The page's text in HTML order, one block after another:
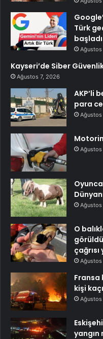
Türk
başladı
Ağustos
Kayseri’de Siber
Ağustos 7, 2026
AKP’li
para
Ağustos
Ağustos
Ağustos
O
çağrısı
Ağustos
Fransa
kişi
Ağustos
yangın